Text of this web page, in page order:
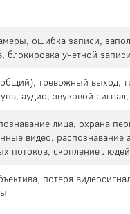
ошибка записи,
блокировка учетной
тревожный выход,
аудио, звуковой
лица, охрана
видео,
потоков, скопление людей
потеря